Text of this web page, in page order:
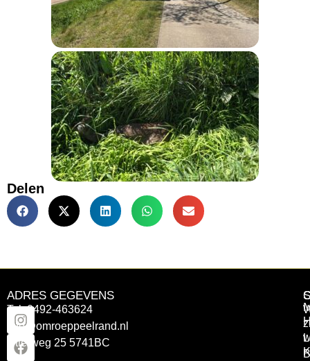
Delen
ADRES GEGEVENS
Tel: 0492-463624
info@omroeppeelrand.nl
Otterweg 25 5741BC